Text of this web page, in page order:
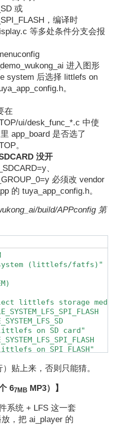
或
，编译时
等多处条件分支会报
进入图形
system 后选择 littlefs on
。
在
ui/desk_func_*.c 中使
app_board 是否选了
。
没开
、
必须改 vendor
的 tuya_app_config.h。
build/APPconfig 第
(littlefs/fatfs)"
littlefs storage
on SD card"
on SPI FLASH"
贴上来，否则只能猜。
67MB MP3）】
系统 + LFS 这一套
，把 ai_player 的